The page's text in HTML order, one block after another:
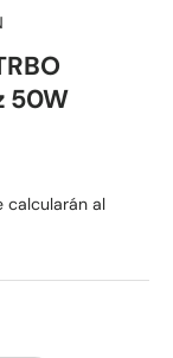
50W
calcularán al